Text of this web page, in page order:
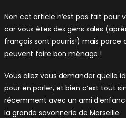
Non cet article n’est pas fait pour
car vous êtes des gens sales
français sont pourris!) mais parce
peuvent faire bon ménage !
Vous allez vous demander quelle
pour en parler, et bien c’est tout
récemment avec un ami
la grande savonnerie de Marseille